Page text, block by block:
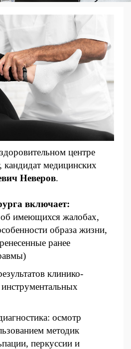
центре
кандидат медицинских
Неверов.
включает:
имеющихся жалобах,
образа жизни,
ранее
клинико-
осмотр
методик
перкуссии и